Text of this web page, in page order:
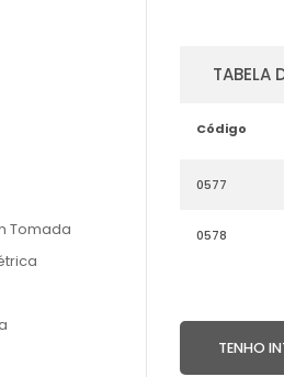
Tomada
TABELA
Código
0577
0578
TENHO